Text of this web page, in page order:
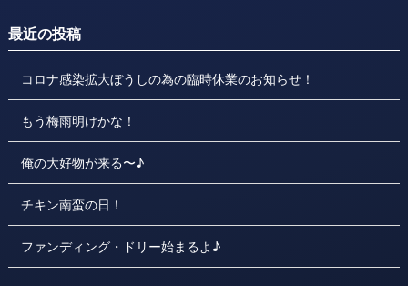
最近の投稿
コロナ感染拡大ぼうしの為の臨時休業のお知らせ！
もう梅雨明けかな！
俺の大好物が来る〜♪
チキン南蛮の日！
ファンディング・ドリー始まるよ♪